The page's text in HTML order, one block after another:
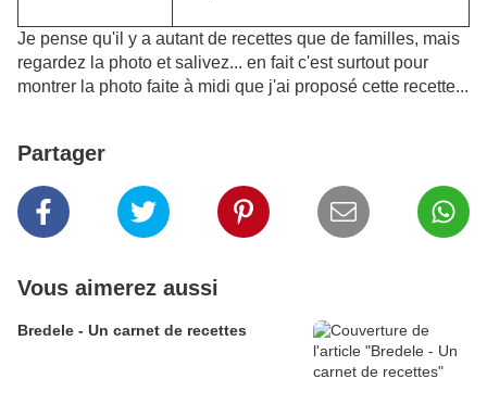
Je pense qu'il y a autant de recettes que de familles, mais
regardez la photo et salivez... en fait c'est surtout pour
montrer la photo faite à midi que j'ai proposé cette recette...
Partager
Vous aimerez aussi
Bredele - Un carnet de recettes